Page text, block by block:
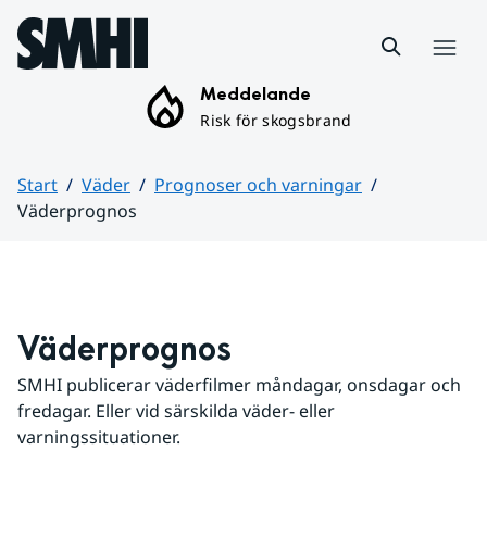
Hoppa till sidans innehåll
Meddelande
Risk för skogsbrand
Start Väder
Prognoser och varningar
Väderprognos
Väderprognos
SMHI publicerar väderfilmer måndagar, onsdagar och
fredagar. Eller vid särskilda väder- eller
varningssituationer.